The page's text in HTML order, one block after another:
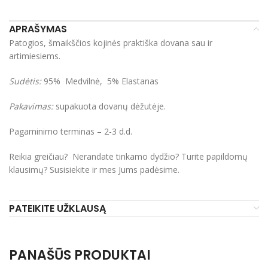
APRAŠYMAS
Patogios, šmaikščios kojinės praktiška dovana sau ir
artimiesiems.
Sudėtis:95% Medvilnė, 5% Elastanas
Pakavimas:supakuota dovanų dėžutėje.
Pagaminimo terminas – 2-3 d.d.
Reikia greičiau? Nerandate tinkamo dydžio? Turite papildomų
klausimų? Susisiekite ir mes Jums padėsime.
PATEIKITE UŽKLAUSĄ
PANAŠŪS PRODUKTAI